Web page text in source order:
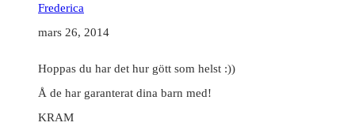
Frederica
mars 26, 2014
Hoppas du har det hur gött som helst :))
Å de har garanterat dina barn med!
KRAM